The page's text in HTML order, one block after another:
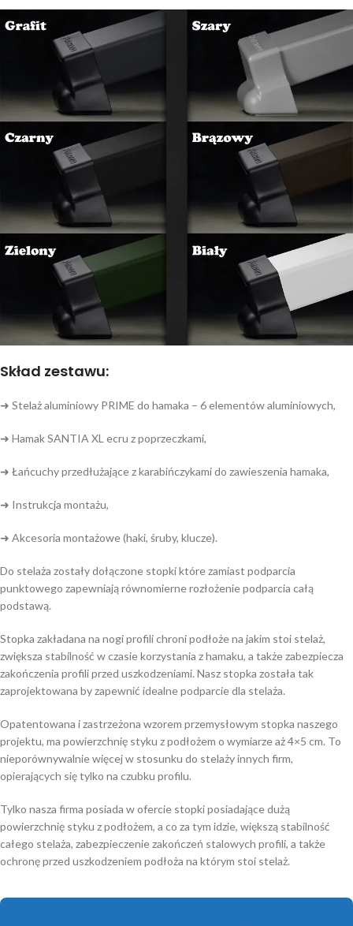
Skład zestawu:
➜ Stelaż aluminiowy PRIME do hamaka – 6 elementów aluminiowych,
➜ Hamak SANTIA XL ecru z poprzeczkami,
➜ Łańcuchy przedłużające z karabińczykami do zawieszenia hamaka,
➜ Instrukcja montażu,
➜ Akcesoria montażowe (haki, śruby, klucze).
Do stelaża zostały dołączone stopki które zamiast podparcia
punktowego zapewniają równomierne rozłożenie podparcia całą
podstawą.
Stopka zakładana na nogi profili chroni podłoże na jakim stoi stelaż,
zwiększa stabilność w czasie korzystania z hamaku, a także zabezpiecza
zakończenia profili przed uszkodzeniami. Nasz stopka została tak
zaprojektowana by zapewnić idealne podparcie dla stelaża.
Opatentowana i zastrzeżona wzorem przemysłowym stopka naszego
projektu, ma powierzchnię styku z podłożem o wymiarze aż 4×5 cm. To
nieporównywalnie więcej w stosunku do stelaży innych firm,
opierających się tylko na czubku profilu.
Tylko nasza firma posiada w ofercie stopki posiadające dużą
powierzchnię styku z podłożem, a co za tym idzie, większą stabilność
całego stelaża, zabezpieczenie zakończeń stalowych profili, a także
ochronę przed uszkodzeniem podłoża na którym stoi stelaż.